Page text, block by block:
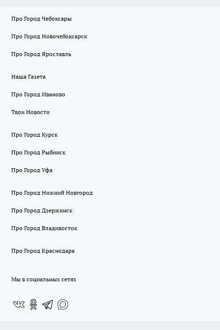
Про Город Чебоксары
Про Город Новочебоксарск
Про Город Ярославль
Наша Газета
Про Город Иваново
Твои Новости
Про Город Курск
Про Город Рыбинск
Про Город Уфа
Про Город Нижний Новгород
Про Город Дзержинск
Про Город Владивосток
Про Город Краснодара
Мы в социальных сетях